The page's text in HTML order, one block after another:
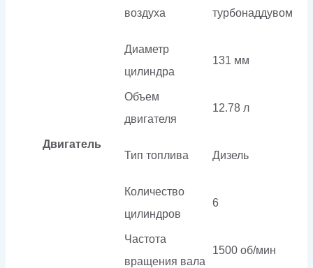
Двигатель
воздуха
турбонаддувом
Диаметр
цилиндра
131 мм
Объем
двигателя
12.78 л
Тип топлива Дизель
Количество
цилиндров
6
Частота
вращения вала
1500 об/мин